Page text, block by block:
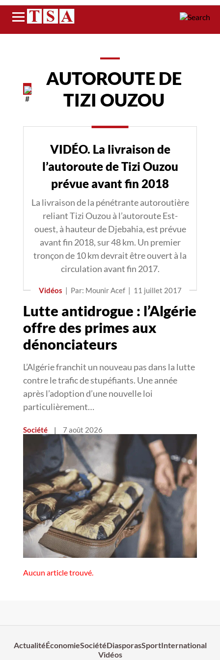
Menu
AUTOROUTE DE
TIZI OUZOU
VIDÉO. La livraison de
l’autoroute de Tizi Ouzou
prévue avant fin 2018
La livraison de la pénétrante autoroutière
reliant Tizi Ouzou à l’autoroute Est-
ouest, à hauteur de Djebahia, est prévue
avant fin 2018, sur 48 km. Un premier
tronçon de 10 km devrait être ouvert à la
circulation avant fin 2017.
Vidéos | Par: Mounir Acef | 11 juillet 2017
Lutte antidrogue : l’Algérie
offre des primes aux
dénonciateurs
L’Algérie franchit un nouveau pas dans la lutte
contre le trafic de stupéfiants. Une année
après l’adoption d’une nouvelle loi
particulièrement…
Société | 7 août 2026
Aucun article trouvé.
ActualitéÉconomieSociétéDiasporasSportInternational
Vidéos